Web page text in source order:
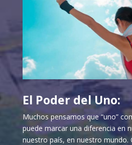
El Poder del Uno:
Muchos pensamos que “uno”
puede marcar una diferencia en
nuestro país, en nuestro mundo.